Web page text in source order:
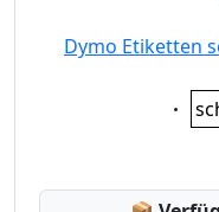
Dymo Etiketten